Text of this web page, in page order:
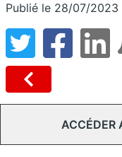
Publié le 28/07/2023
ACCÉDER